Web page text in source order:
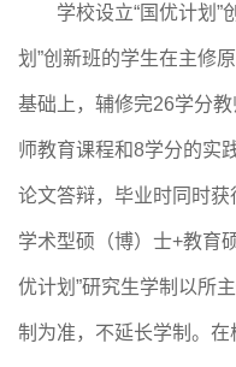
学校设立“国优计划”
划”创新班的学生在主修
基础上，辅修完26学分
师教育课程和8学分的实
论文答辩，毕业时同时
学术型硕（博）士+教育
优计划”研究生学制以所
制为准，不延长学制。